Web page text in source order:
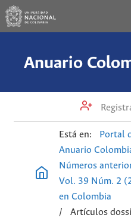
Está en: Portal
Anuario
Números
Vol. 39 Núm. 2
en Colombia
/
Artículos